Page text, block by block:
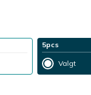
5pcs
Valgt